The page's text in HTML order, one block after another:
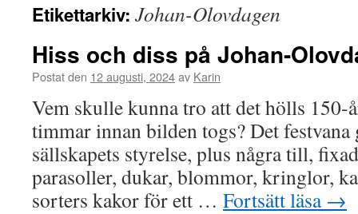
Etikettarkiv: Johan-Olovdagen
Hiss och diss på Johan-
Postat den 12 augusti, 2024av Karin
Vem skulle kunna tro att det hölls 150-
timmar innan bilden togs? Det
sällskapets styrelse, plus några till,
parasoller, dukar, blommor, kringlor,
sorters kakor för ett … Fortsätt läsa →